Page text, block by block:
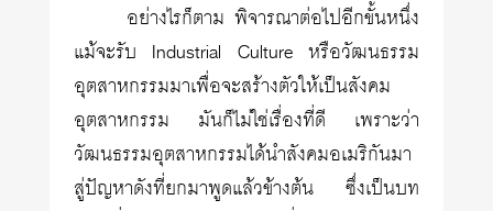
อย่างไรก็ตาม พิจารณาต่อไปอีกขั้นหนึ่ง
แม้จะรับ Industrial Culture หรือวัฒนธรรม
อุตสาหกรรมมาเพื่อจะสร้างตัวให้เป็นสังคม
อุตสาหกรรม มันก็ไม่ใช่เรื่องที่ดี เพราะว่า
วัฒนธรรมอุตสาหกรรมได้นำสังคมอเมริกันมา
สู่ปัญหาดังที่ยกมาพูดแล้วข้างต้น ซึ่งเป็นบท